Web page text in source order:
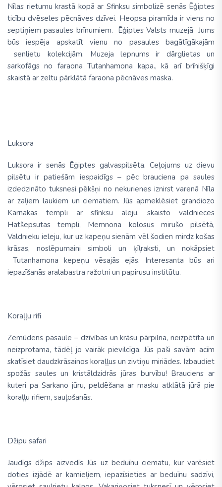
Nīlas rietumu krastā kopā ar Sfinksu simbolizē senās Ēģiptes
ticību dvēseles pēcnāves dzīvei. Heopsa piramīda ir viens no
septiņiem pasaules brīnumiem. Ēģiptes Valsts muzejā Jums
būs iespēja apskatīt vienu no pasaules bagātīgākajām
senlietu kolekcijām. Muzeja lepnums ir dārglietas un
sarkofāgs no faraona Tutanhamona kapa., kā arī brīnišķīgi
skaistā ar zeltu pārklātā faraona pēcnāves maska.
Luksora
Luksora ir senās Ēģiptes galvaspilsēta. Ceļojums uz dievu
pilsētu ir patiešām iespaidīgs – pēc brauciena pa saules
izdedzināto tuksnesi pēkšņi no nekurienes iznirst varenā Nīla
ar zaļiem laukiem un ciematiem. Jūs apmeklēsiet grandiozo
Karnakas templi ar sfinksu aleju, skaisto valdnieces
Hatšepsutas templi, Memnona kolosus mirušo pilsētā,
Valdnieku ieleju, kur uz kapeņu sienām vēl šodien mirdz košas
krāsas, noslēpumaini simboli un ķīļraksti, un nokāpsiet
Tutanhamona kepeņu vēsajās ejās. Interesanta būs ari
iepazīšanās aralabastra ražotni un papirusu institūtu.
Koraļļu rifi
Zemūdens pasaule – dzīvības un krāsu pārpilna, neizpētīta un
neizprotama, tādēļ jo vairāk pievilcīga. Jūs paši savām acīm
skatīsiet daudzkrāsainos koraļļus un zivtiņu miriādes. Izbaudiet
spožās saules un kristāldzidrās jūras burvību! Brauciens ar
kuteri pa Sarkano jūru, peldēšana ar masku atklātā jūrā pie
koraļļu rifiem, sauļošanās.
Džipu safari
Jaudīgs džips aizvedīs Jūs uz beduīnu ciematu, kur varēsiet
doties izjādē ar kamieļiem, iepazīsieties ar beduīnu sadzīvi,